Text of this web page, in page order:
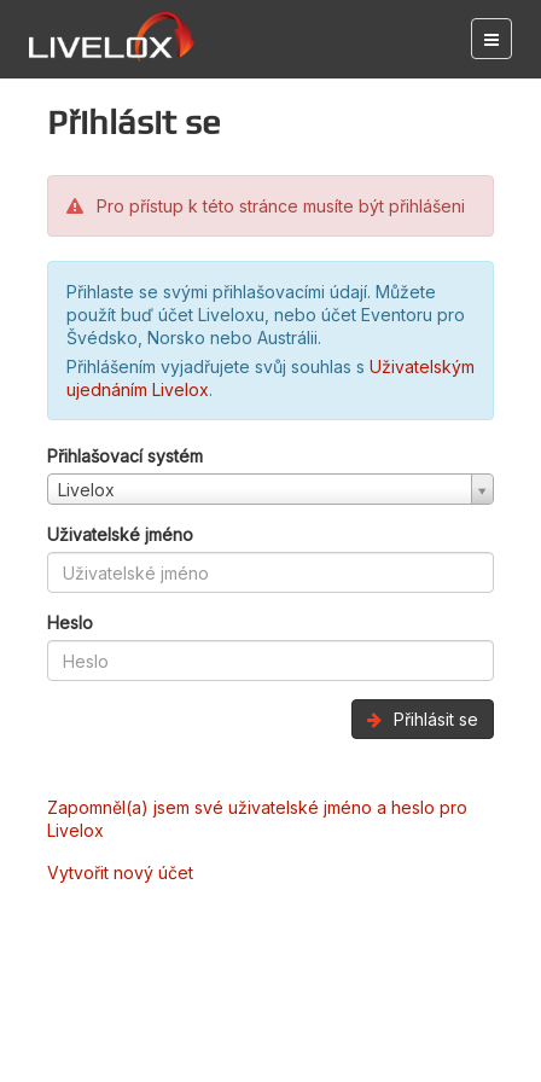
Přihlásit se
Pro přístup k této stránce musíte být přihlášeni
Přihlaste se svými přihlašovacími údají. Můžete
použít buď účet Liveloxu, nebo účet Eventoru pro
Švédsko, Norsko nebo Austrálii.
Přihlášením vyjadřujete svůj souhlas s Uživatelským
ujednáním Livelox.
Přihlašovací systém
Livelox
Uživatelské jméno
Heslo
Přihlásit se
Zapomněl(a) jsem své uživatelské jméno a heslo pro
Livelox
Vytvořit nový účet